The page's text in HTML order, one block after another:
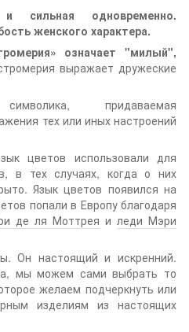
сильная одновременно.
женского характера.
означает "милый",
выражает дружеские
придаваемая
тех или иных настроений
цветов использовали для
в тех случаях, когда о них
Язык цветов появился на
попали в Европу благодаря
де ля Моттрея и леди Мэри
Он настоящий и искренний.
мы можем сами выбрать то
желаем подчеркнуть или
изделиям из настоящих